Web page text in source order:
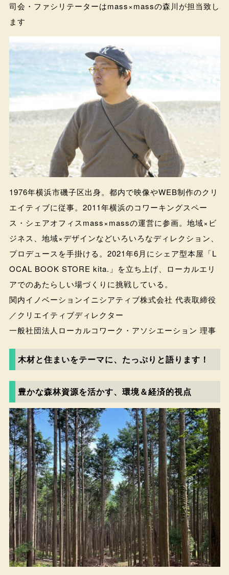
司会・ファシリテーターはmass×massの森川が担当致し
ます
1976年横浜市磯子区出身。都内で映像やWEB制作のクリ
エイティブに従事。2011年横浜のコワーキングスペー
ス・シェアオフィスmass×massの運営に参画。地域×ビ
ジネス、地域×デザインなどいろいろなディレクション、
プロデュースを手掛ける。2021年6月にシェア型本屋「L
OCAL BOOK STORE kita.」を立ち上げ、ローカルエリ
アでのあたらしい場づくりに挑戦している。
関内イノベーションイニシアティブ株式会社 代表取締役
／クリエイティブディレクター
一般社団法人ローカルコワーク・アソシエーション 理事
木材と住まいをテーマに、たっぷりと語ります！
豊かな森林資源を活かす、環境＆経済的視点